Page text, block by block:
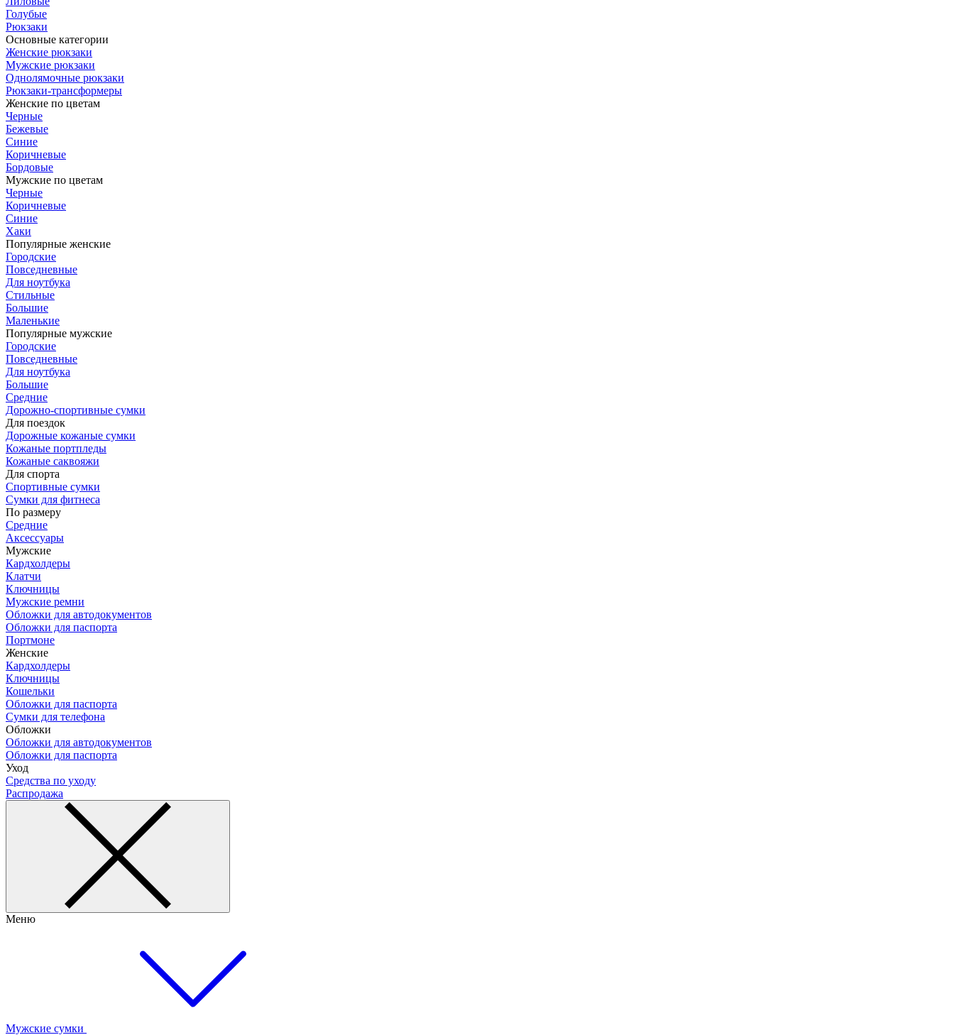
Голубые
Рюкзаки
Основные категории
Женские рюкзаки
Мужские рюкзаки
Однолямочные рюкзаки
Рюкзаки-трансформеры
Женские по цветам
Черные
Бежевые
Синие
Коричневые
Бордовые
Мужские по цветам
Черные
Коричневые
Синие
Хаки
Популярные женские
Городские
Повседневные
Для ноутбука
Стильные
Большие
Маленькие
Популярные мужские
Городские
Повседневные
Для ноутбука
Большие
Средние
Дорожно-спортивные сумки
Для поездок
Дорожные кожаные сумки
Кожаные портпледы
Кожаные саквояжи
Для спорта
Спортивные сумки
Сумки для фитнеса
По размеру
Средние
Аксессуары
Мужские
Кардхолдеры
Клатчи
Ключницы
Мужские ремни
Обложки для автодокументов
Обложки для паспорта
Портмоне
Женские
Кардхолдеры
Ключницы
Кошельки
Обложки для паспорта
Сумки для телефона
Обложки
Обложки для автодокументов
Обложки для паспорта
Уход
Средства по уходу
Распродажа
Меню
Мужские сумки